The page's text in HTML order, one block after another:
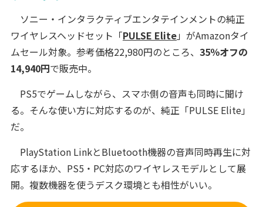
ソニー・インタラクティブエンタテインメントの純正
ワイヤレスヘッドセット「PULSE Elite」がAmazonタイ
ムセール対象。参考価格22,980円のところ、 35％オフの
14,940円で販売中。
PS5でゲームしながら、スマホ側の音声も同時に聞け
る。そんな使い方に対応するのが、純正「PULSE Elite」
だ。
PlayStation LinkとBluetooth機器の音声同時再生に対
応するほか、PS5・PC対応のワイヤレスモデルとして展
開。複数機器を使うデスク環境とも相性がいい。